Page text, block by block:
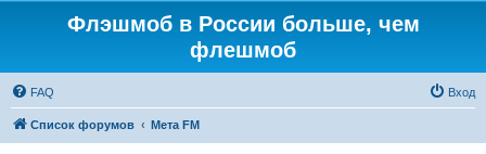
Флэшмоб в России больше, чем
флешмоб
FAQ Вход
Список форумов Мета FM